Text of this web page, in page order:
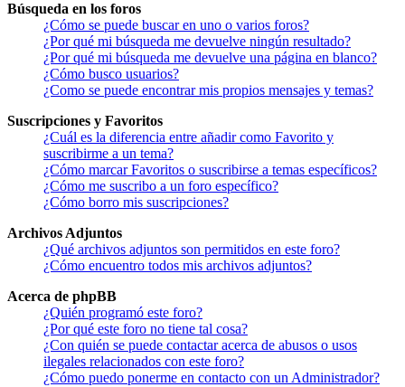
Búsqueda en los foros
¿Cómo se puede buscar en uno o varios foros?
¿Por qué mi búsqueda me devuelve ningún resultado?
¿Por qué mi búsqueda me devuelve una página en blanco?
¿Cómo busco usuarios?
¿Como se puede encontrar mis propios mensajes y temas?
Suscripciones y Favoritos
¿Cuál es la diferencia entre añadir como Favorito y
suscribirme a un tema?
¿Cómo marcar Favoritos o suscribirse a temas específicos?
¿Cómo me suscribo a un foro específico?
¿Cómo borro mis suscripciones?
Archivos Adjuntos
¿Qué archivos adjuntos son permitidos en este foro?
¿Cómo encuentro todos mis archivos adjuntos?
Acerca de phpBB
¿Quién programó este foro?
¿Por qué este foro no tiene tal cosa?
¿Con quién se puede contactar acerca de abusos o usos
ilegales relacionados con este foro?
¿Cómo puedo ponerme en contacto con un Administrador?